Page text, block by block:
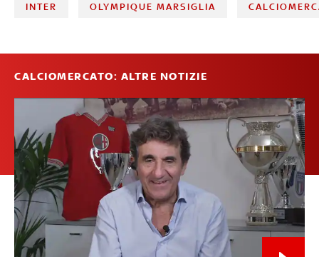
INTER OLYMPIQUE MARSIGLIA
CALCIOMERCATO: ALTRE NOTIZIE